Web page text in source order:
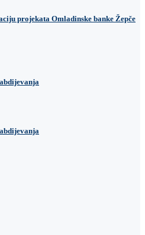
projekata Omladinske banke Žepče